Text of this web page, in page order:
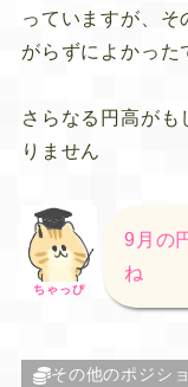
っていますが、
がらずによかった
さらなる円高がも
りません
ちゃっぴ
9月の
ね
その他のポジシ